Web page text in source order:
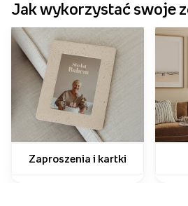
Jak wykorzystać swoje
Zaproszenia i kartki